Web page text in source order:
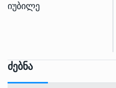
იუბილე
Ძებნა